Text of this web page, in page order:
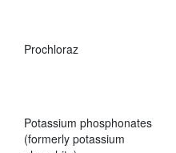
Prochloraz
Potassium phosphonates
(formerly potassium